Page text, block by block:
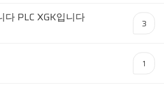
PLC XGK입니다 3
1